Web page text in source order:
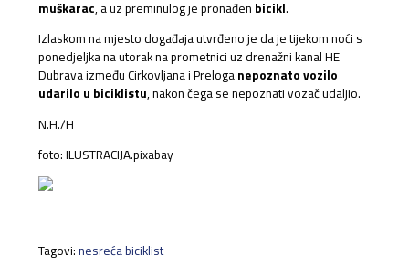
muškarac, a uz preminulog je pronađen bicikl.
Izlaskom na mjesto događaja utvrđeno je da je tijekom noći s
ponedjeljka na utorak na prometnici uz drenažni kanal HE
Dubrava između Cirkovljana i Preloga nepoznato vozilo
udarilo u biciklistu, nakon čega se nepoznati vozač udaljio.
N.H./H
foto: ILUSTRACIJA.pixabay
Tagovi:nesreća biciklist